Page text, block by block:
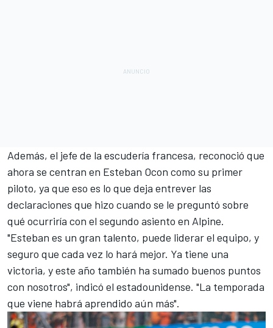
Además, el jefe de la escudería francesa, reconoció que
ahora se centran en Esteban Ocon como su primer
piloto, ya que eso es lo que deja entrever las
declaraciones que hizo cuando se le preguntó sobre
qué ocurriría con el segundo asiento en Alpine.
"Esteban es un gran talento, puede liderar el equipo, y
seguro que cada vez lo hará mejor. Ya tiene una
victoria, y este año también ha sumado buenos puntos
con nosotros", indicó el estadounidense. "La temporada
que viene habrá aprendido aún más".